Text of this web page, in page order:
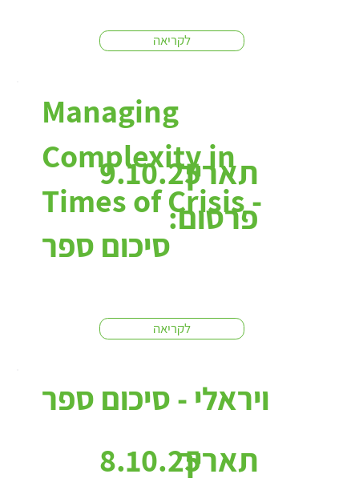
לקריאה
Managing
Complexity in
Times of Crisis -
סיכום ספר
לקריאה
9.10.25תאריך
פרסום:
ויראלי - סיכום ספר
8.10.25תאריך